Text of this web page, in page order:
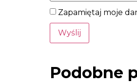
Zapamiętaj moje
Podobne